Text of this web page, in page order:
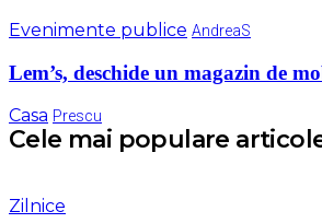
Evenimente publice AndreaS
Lem’s, deschide un magazin de
Casa Prescu
Cele mai populare
Zilnice